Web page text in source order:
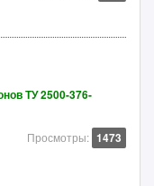
ТУ 2500-376-
Просмотры: 1473